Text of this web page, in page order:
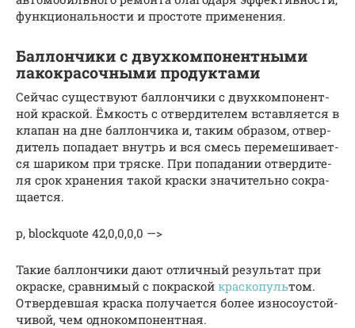
функциональности и простоте применения.
Баллончики с двухкомпонентными
лакокрасочными продуктами
Сей­час суще­ству­ют бал­лон­чи­ки с двух­ком­по­нент­
ной крас­кой. Ёмкость с отвер­ди­те­лем встав­ля­ет­ся в
кла­пан на дне бал­лон­чи­ка и, таким обра­зом, отвер­
ди­тель попа­да­ет внутрь и вся смесь пере­ме­ши­ва­ет­
ся шари­ком при тряс­ке. При попа­да­нии отвер­ди­те­
ля срок хра­не­ния такой крас­ки зна­чи­тель­но сокра­
ща­ет­ся.
p, blockquote 42,0,0,0,0 —>
Такие бал­лон­чи­ки дают отлич­ный резуль­тат при
окрас­ке, срав­ни­мый с покрас­кой крас­ко­пуль­том.
Отвер­дев­шая крас­ка полу­ча­ет­ся более изно­со­устой­
чи­вой, чем одно­ком­по­нент­ная.